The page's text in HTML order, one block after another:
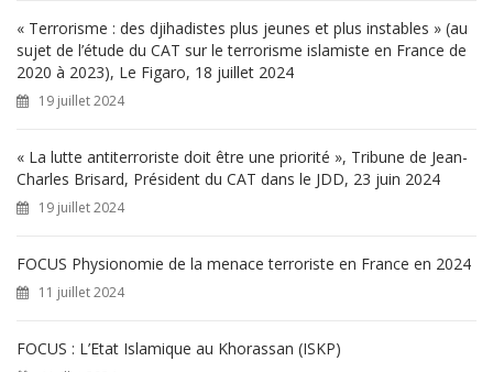
« Terrorisme : des djihadistes plus jeunes et plus instables » (au
sujet de l’étude du CAT sur le terrorisme islamiste en France de
2020 à 2023), Le Figaro, 18 juillet 2024
19 juillet 2024
« La lutte antiterroriste doit être une priorité », Tribune de Jean-
Charles Brisard, Président du CAT dans le JDD, 23 juin 2024
19 juillet 2024
FOCUS Physionomie de la menace terroriste en France en 2024
11 juillet 2024
FOCUS : L’Etat Islamique au Khorassan (ISKP)